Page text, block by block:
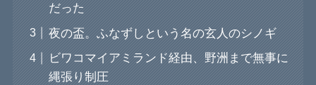
だった
夜の盃。ふなずしという名の玄人のシノギ
ビワコマイアミランド経由、野洲まで無事に
縄張り制圧